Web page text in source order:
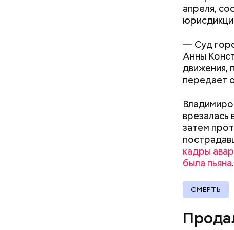
апреля,
— Суд
Анны
движения,
передает
врезалась
затем
кадры
была пьяна
СМЕРТЬ
что
которая в
дней
Как поменять батареи дома и